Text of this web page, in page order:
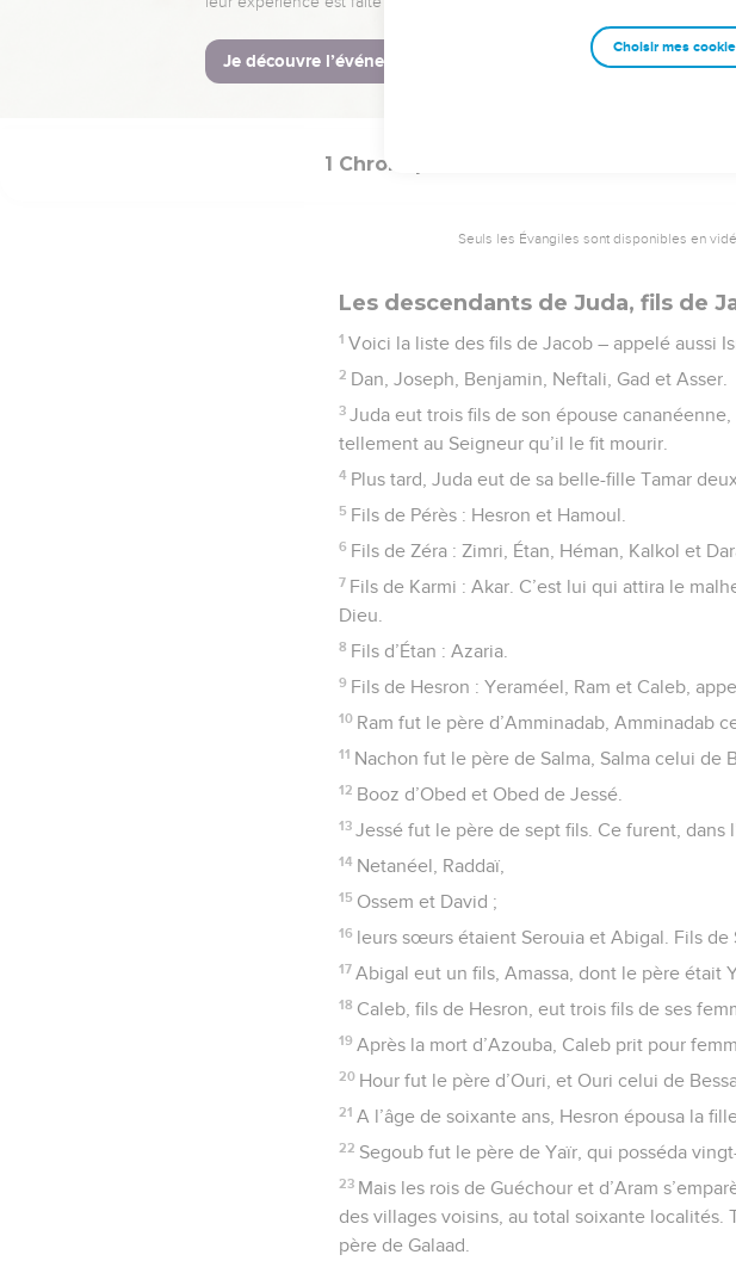
54 Magdiel et Iram. Tels furent les chefs de clans
© Société biblique française – Bibli’O, 1997, avec
1 Chroniques
Seuls les Évangiles sont disponibles en
Les descendants de Juda, fils de
1 Voici la liste des fils de Jacob – appelé aussi
2 Dan, Joseph, Benjamin, Neftali, Gad et Asser.
3 Juda eut trois fils de son épouse
tellement au Seigneur qu’il le fit mourir.
4 Plus tard, Juda eut de sa belle-fille Tamar
5 Fils de Pérès : Hesron et Hamoul.
6 Fils de Zéra : Zimri, Étan, Héman, Kalkol et
7 Fils de Karmi : Akar. C’est lui qui attira le
Dieu.
8 Fils d’Étan : Azaria.
9 Fils de Hesron : Yeraméel, Ram et Caleb,
10 Ram fut le père d’Amminadab, Amminadab
11 Nachon fut le père de Salma, Salma celui de
12 Booz d’Obed et Obed de Jessé.
13 Jessé fut le père de sept fils. Ce furent, dans
14 Netanéel, Raddaï,
15 Ossem et David ;
16 leurs sœurs étaient Serouia et Abigal. Fils de
17 Abigal eut un fils, Amassa, dont le père était
18 Caleb, fils de Hesron, eut trois fils de ses
19 Après la mort d’Azouba, Caleb prit pour
20 Hour fut le père d’Ouri, et Ouri celui de
21 A l’âge de soixante ans, Hesron épousa la
22 Segoub fut le père de Yaïr, qui posséda
23 Mais les rois de Guéchour et d’Aram
des villages voisins, au total soixante localités.
père de Galaad.
Choisir mes